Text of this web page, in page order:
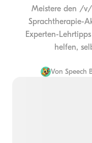
Meistere den /
Sprachtherapie-
Experten-
helfen,
Von Speech